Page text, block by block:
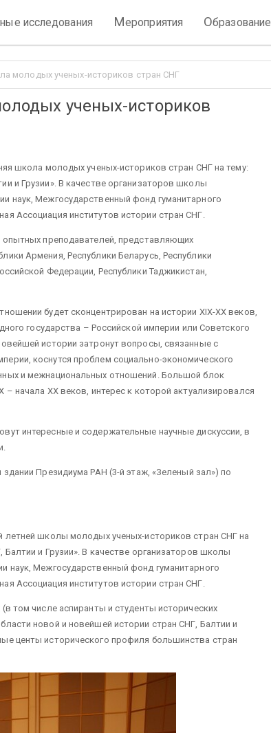
исследования Мероприятия Образование
молодых ученых-историков стран СНГ
ученых-историков
школа молодых ученых-историков стран СНГ на тему:
и Грузии». В качестве организаторов школы
наук, Межгосударственный фонд гуманитарного
Ассоциация институтов истории стран СНГ.
преподавателей, представляющих
Армения, Республики Беларусь, Республики
Федерации, Республики Таджикистан,
будет сконцентрирован на истории XIX-XX веков,
государства – Российской империи или Советского
истории затронут вопросы, связанные с
коснутся проблем социально-экономического
и межнациональных отношений. Большой блок
начала XX веков, интерес к которой актуализировался
интересные и содержательные научные дискуссии, в
Президиума РАН (3-й этаж, «Зеленый зал») по
школы молодых ученых-историков стран СНГ на
и Грузии». В качестве организаторов школы
наук, Межгосударственный фонд гуманитарного
Ассоциация институтов истории стран СНГ.
том числе аспиранты и студенты исторических
новой и новейшей истории стран СНГ, Балтии и
центы исторического профиля большинства стран